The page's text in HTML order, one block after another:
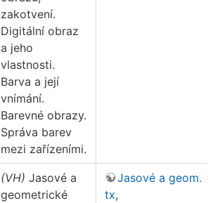
zakotvení.
Digitální obraz
a jeho
vlastnosti.
Barva a její
vnímání.
Barevné obrazy.
Správa barev
mezi zařízeními.
(VH) Jasové a
geometrické
Jasové a geom.
tx,